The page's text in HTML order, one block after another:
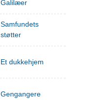
Galilæer
Samfundets
støtter
Et dukkehjem
Gengangere